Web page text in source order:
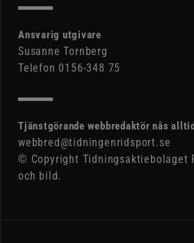
Ansvarig utgivare
Susanne Tornberg
Telefon 0156-348 75
Tjänstgörande webbredaktör nås
webbred@tidningenridsport.se
© Copyright Tidningsaktiebolaget
och bild.